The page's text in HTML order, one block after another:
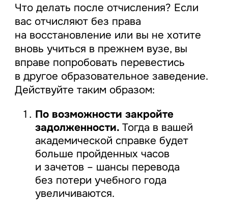
Что делать после отчисления? Если
вас отчисляют без права
на восстановление или вы не хотите
вновь учиться в прежнем вузе, вы
вправе попробовать перевестись
в другое образовательное заведение.
Действуйте таким образом:
По возможности закройте
задолженности. Тогда в вашей
академической справке будет
больше пройденных часов
и зачетов – шансы перевода
без потери учебного года
увеличиваются.